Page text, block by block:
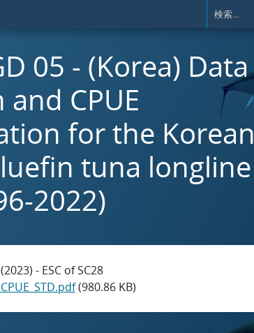
05 - (Korea) Data
CPUE
for the Korean
tuna longline
2022)
- ESC of SC28
(980.86 KB)